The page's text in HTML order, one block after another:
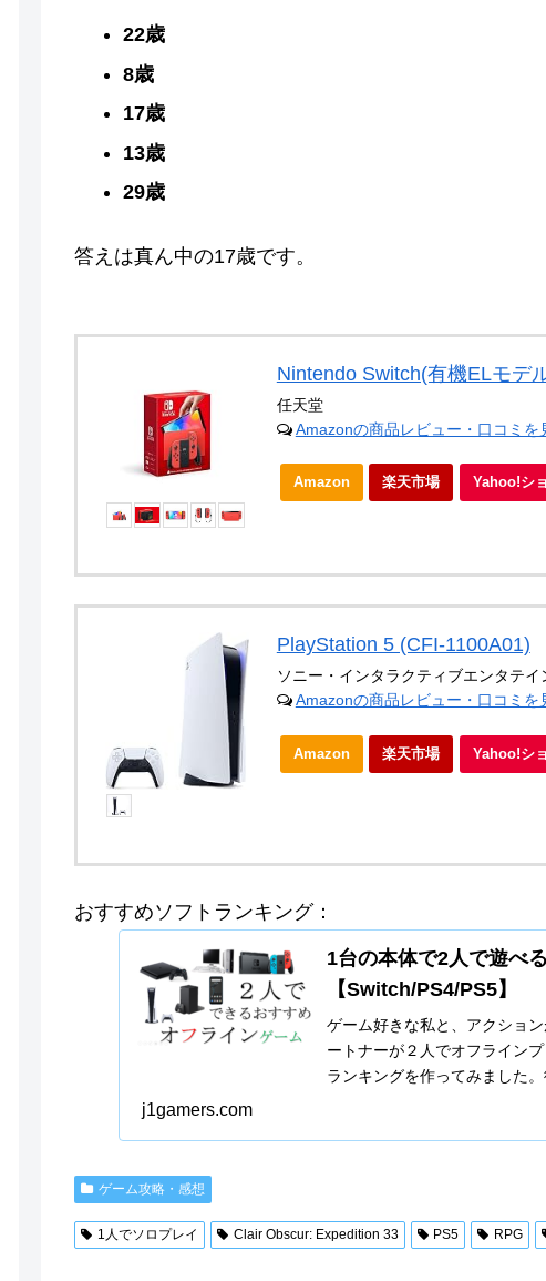
22歳
8歳
17歳
13歳
29歳
答えは真ん中の17歳です。
Nintendo Switch(有機ELモデ
任天堂
Amazonの商品レビュー・口コミを
Amazon 楽天市場 Yahoo!シ
PlayStation 5 (CFI-1100A01)
ソニー・インタラクティブエンタテイ
Amazonの商品レビュー・口コミを
Amazon 楽天市場 Yahoo!シ
おすすめソフトランキング：
1台の本体で2人で遊べ
【Switch/PS4/PS5】
ゲーム好きな私と、アクショ
ートナーが２人でオフライン
ランキングを作ってみました
j1gamers.com
ゲーム攻略・感想
1人でソロプレイ Clair Obscur: Expedition 33 PS5 RPG